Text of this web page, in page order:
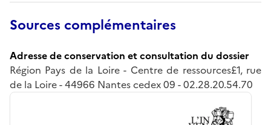
Sources complémentaires
Adresse de conservation et consultation du dossier
Région Pays de la Loire - Centre de ressources£1, rue
de la Loire - 44966 Nantes cedex 09 - 02.28.20.54.70